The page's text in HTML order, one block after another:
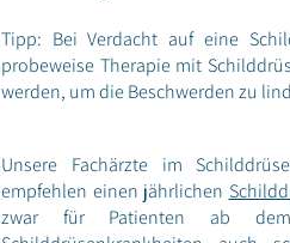
Tipp: Bei Verdacht auf eine
probeweise Therapie mit
werden, um die Beschwerden zu
Unsere Fachärzte im
empfehlen einen jährlichen
zwar für Patienten ab